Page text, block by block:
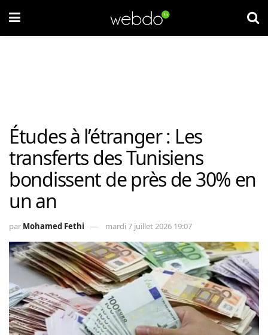
Études à l’étranger : Les
transferts des Tunisiens
bondissent de près de 30% en
un an
par Mohamed Fethi mardi 7 juillet 2026 19:07